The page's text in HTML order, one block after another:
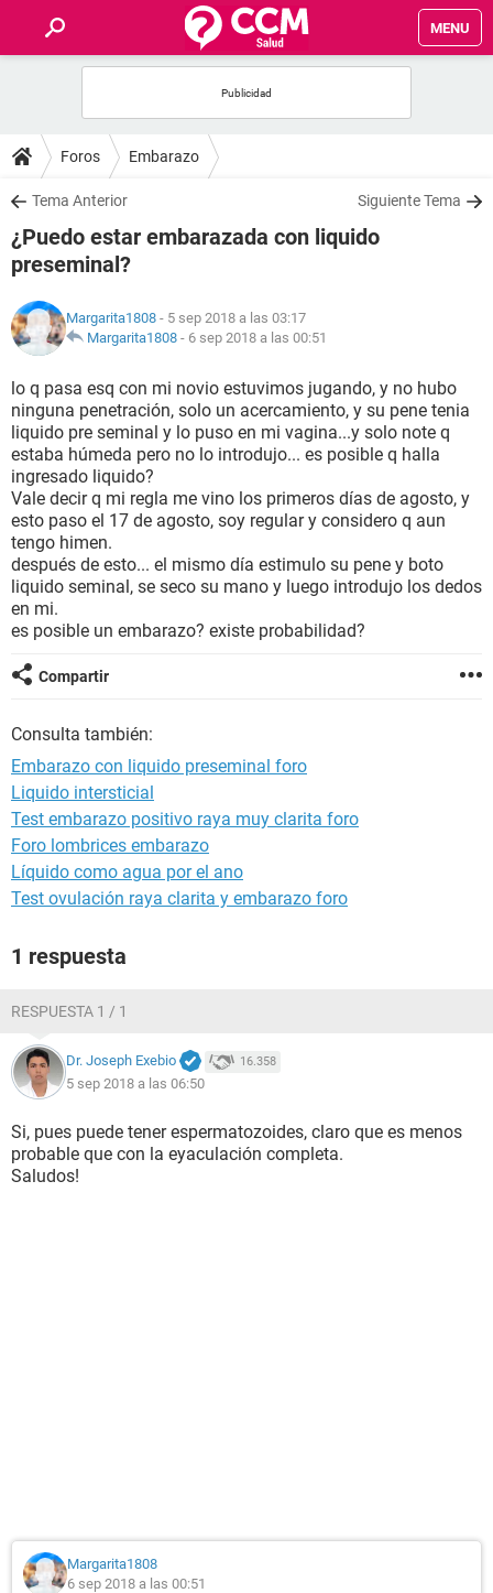
MENU
FOROS
SALUD
FAMILIA
NUTRICIÓN
SEXUALIDAD
GLOSARIO
Foros Embarazo
Tema Anterior Siguiente Tema
¿Puedo estar embarazada con liquido
preseminal?
Margarita1808 - 5 sep 2018 a las 03:17
Margarita1808 - 6 sep 2018 a las 00:51
lo q pasa esq con mi novio estuvimos jugando, y no hubo
ninguna penetración, solo un acercamiento, y su pene tenia
liquido pre seminal y lo puso en mi vagina...y solo note q
estaba húmeda pero no lo introdujo... es posible q halla
ingresado liquido?
Vale decir q mi regla me vino los primeros días de agosto, y
esto paso el 17 de agosto, soy regular y considero q aun
tengo himen.
después de esto... el mismo día estimulo su pene y boto
liquido seminal, se seco su mano y luego introdujo los dedos
en mi.
es posible un embarazo? existe probabilidad?
Compartir
Consulta también:
Embarazo con liquido preseminal foro
Liquido intersticial
Test embarazo positivo raya muy clarita foro
Foro lombrices embarazo
Líquido como agua por el ano
Test ovulación raya clarita y embarazo foro
1 respuesta
RESPUESTA 1 / 1
Dr. Joseph Exebio 16.358
5 sep 2018 a las 06:50
Si, pues puede tener espermatozoides, claro que es menos
probable que con la eyaculación completa.
Saludos!
Margarita1808
6 sep 2018 a las 00:51